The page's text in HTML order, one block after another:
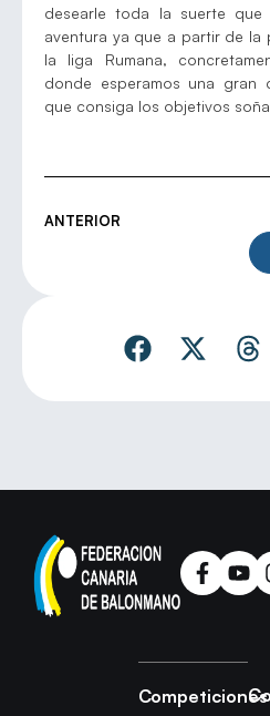
desearle toda la suerte
aventura ya que a partir de la
la liga Rumana,
donde esperamos una gran
que consiga los objetivos
ANTERIOR
Competiciones